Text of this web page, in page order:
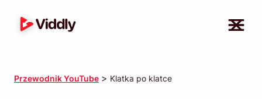
Przewodnik YouTube > Klatka po klatce